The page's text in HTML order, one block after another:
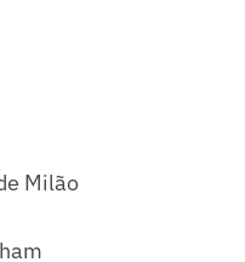
Milão